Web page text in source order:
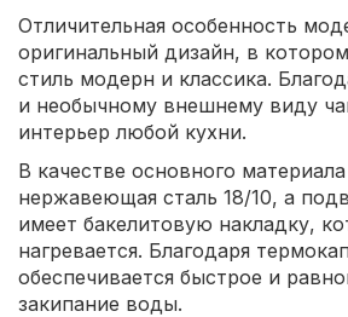
Отличительная особенность
оригинальный дизайн, в
стиль модерн и классика.
и необычному внешнему виду
интерьер любой кухни.
В качестве основного
нержавеющая сталь 18/10, а
имеет бакелитовую накладку,
нагревается. Благодаря
обеспечивается быстрое и
закипание воды.